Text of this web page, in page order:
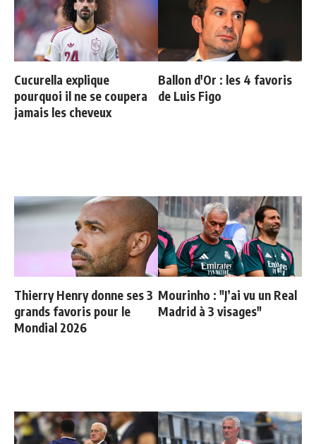
Cucurella explique
pourquoi il ne se coupera
jamais les cheveux
Ballon d'Or : les 4 favoris
de Luis Figo
Thierry Henry donne ses 3
grands favoris pour le
Mondial 2026
Mourinho : "J’ai vu un Real
Madrid à 3 visages"